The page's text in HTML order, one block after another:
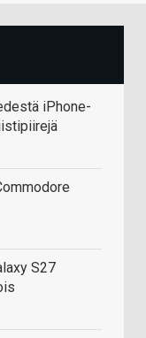
iPhone-
S27